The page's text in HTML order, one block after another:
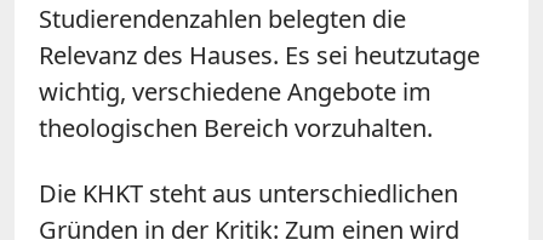
Studierendenzahlen belegten die
Relevanz des Hauses. Es sei heutzutage
wichtig, verschiedene Angebote im
theologischen Bereich vorzuhalten.
Die KHKT steht aus unterschiedlichen
Gründen in der Kritik: Zum einen wird